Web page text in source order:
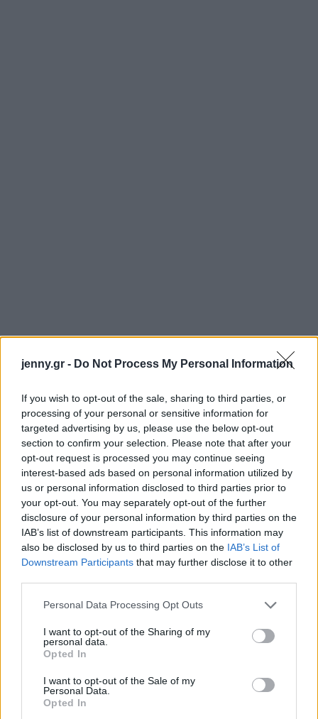
jenny.gr - Do Not Process My Personal Information
If you wish to opt-out of the sale, sharing to third parties, or
processing of your personal or sensitive information for
targeted advertising by us, please use the below opt-out
section to confirm your selection. Please note that after your
opt-out request is processed you may continue seeing
interest-based ads based on personal information utilized by
us or personal information disclosed to third parties prior to
your opt-out. You may separately opt-out of the further
disclosure of your personal information by third parties on the
IAB’s list of downstream participants. This information may
also be disclosed by us to third parties on the IAB’s List of
Downstream Participants that may further disclose it to other
Please note that this website/app uses one or more Google
not limited to your visit or usage behaviour. You may click to
grant or deny consent to Google and its third-party tags to
use your data for below specified purposes in below Google
consent section.
Personal Data Processing Opt Outs
I want to opt-out of the Sharing of my
personal data.
Opted In
I want to opt-out of the Sale of my
Personal Data.
Opted In
βοηθητικό. Καταστάσεις χρειάζονται να
τακτοποιηθούν και να μπουν τα πράγματα σε μια
περισσότερο λογική σειρά. Διαβάστε τη συνέχεια
εδώ.
Για τους Αιγόκερους, σήμερα μπορείτε να βρείτε
κάτι το οποίο θα το επιθυμήσετε πολύ. Διαβάστε τη
συνέχειαεδώ.
Για τους Υδροχόους, η δημιουργική σας δύναμη
είναι έντονη σήμερα και θα σας βοηθήσει να φέρετε
εις πέρας κάτι που έχετε στο μυαλό σας. Διαβάστε
τη συνέχεια εδώ.